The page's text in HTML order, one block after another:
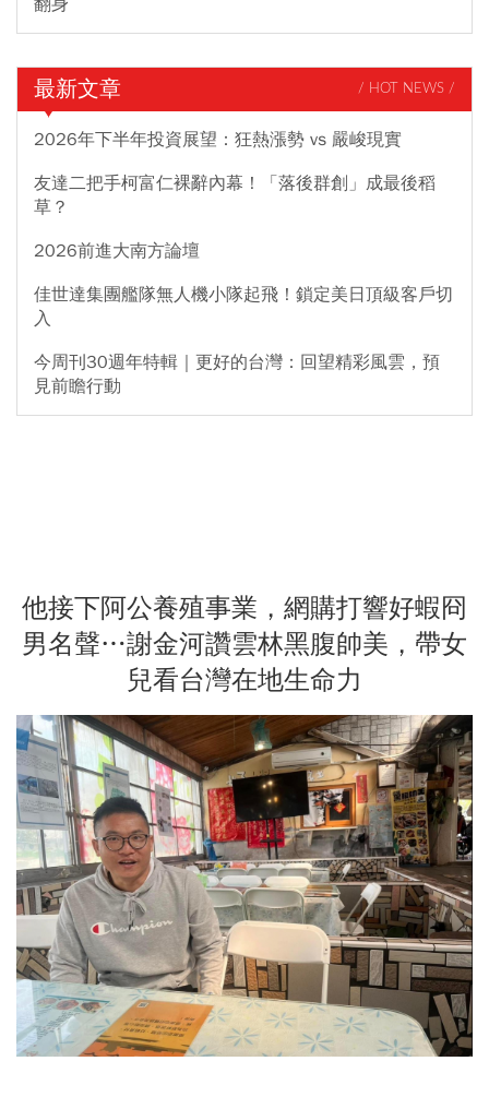
最新文章 / HOT NEWS /
2026年下半年投資展望：狂熱漲勢 vs 嚴峻現實
友達二把手柯富仁裸辭內幕！「落後群創」成最後稻
草？
2026前進大南方論壇
佳世達集團艦隊無人機小隊起飛！鎖定美日頂級客戶切
入
今周刊30週年特輯｜更好的台灣：回望精彩風雲，預
見前瞻行動
他接下阿公養殖事業，網購打響好蝦冏
男名聲…謝金河讚雲林黑腹帥美，帶女
兒看台灣在地生命力